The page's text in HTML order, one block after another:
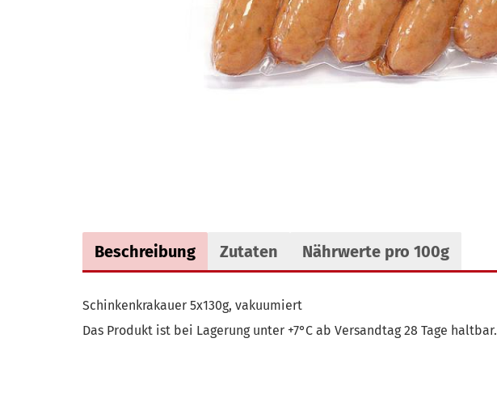
Beschreibung Zutaten Nährwerte pro 100g
Schinkenkrakauer 5x130g, vakuumiert
Das Produkt ist bei Lagerung unter +7°C ab Versandtag 28 Tage haltbar.